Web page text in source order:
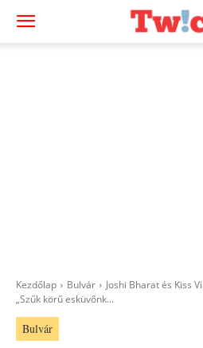
Kezdőlap Bulvár
Joshi Bharat és Kiss
„Szűk körű esküvőnk...
Bulvár